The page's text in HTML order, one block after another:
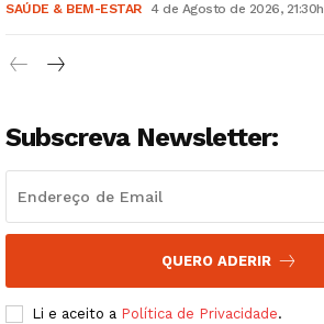
SAÚDE & BEM-ESTAR 4 de Agosto de 2026, 21:30h
Subscreva Newsletter:
QUERO ADERIR
Li e aceito a Política de Privacidade.